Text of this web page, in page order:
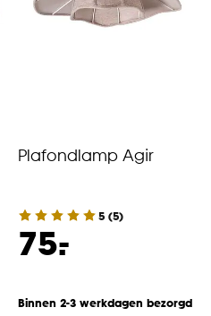
Plafondlamp Agir
5 (5)
75.
-
Binnen 2-3 werkdagen bezorgd